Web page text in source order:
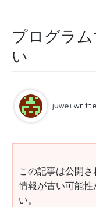
プログラ
い
juwei
この記事は公開さ
情報が古い可能性
い。